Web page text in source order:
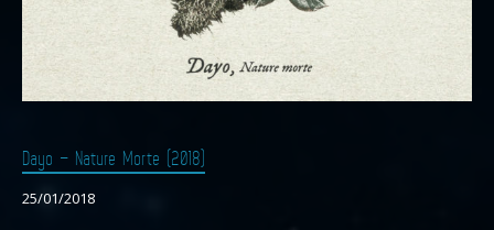
Dayo – Nature Morte (2018)
25/01/2018